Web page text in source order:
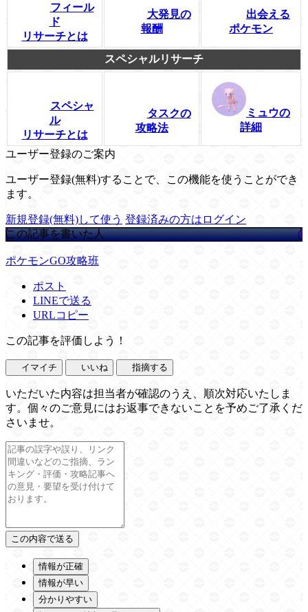
フィール
ド
リサーチとは
大発見の
報酬
出会える
ポケモン
スペシャルリサーチ
スペシャ
ル
リサーチとは
タスクの
攻略法
ミュウの
詳細
ユーザー登録のご案内
ユーザー登録(無料)することで、この機能を使うことができ
ます。
新規登録(無料)して使う 登録済みの方はログイン
この記事を書いた人
ポケモンGO攻略班
ポスト
LINEで送る
URLコピー
この記事を評価しよう！
イマイチ いいね 指摘する
いただいた内容は担当者が確認のうえ、順次対応いたしま
す。個々のご意見にはお返事できないことを予めご了承くだ
さいませ。
情報が正確
情報が早い
分かりやすい